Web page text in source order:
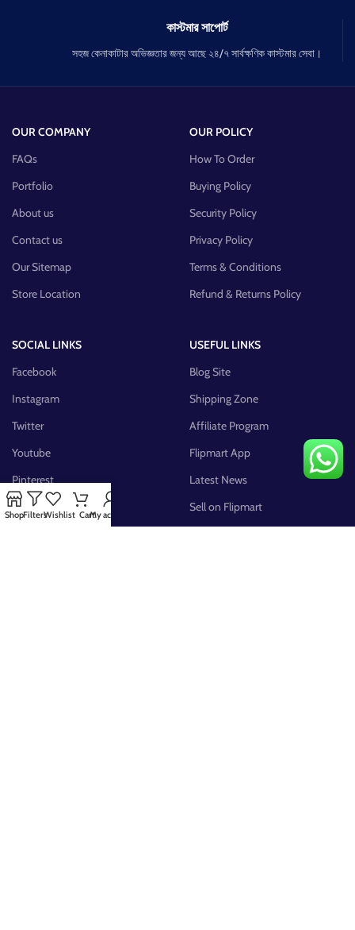
কাস্টমার সাপোর্ট
সহজ কেনাকাটার অভিজ্ঞতার জন্য আছে ২৪/৭ সার্বক্ষণিক কাস্টমার সেবা।
OUR COMPANY
FAQs
Portfolio
About us
Contact us
Our Sitemap
Store Location
OUR POLICY
How To Order
Buying Policy
Security Policy
Privacy Policy
Terms & Conditions
Refund & Returns Policy
SOCIAL LINKS
Facebook
Instagram
Twitter
Youtube
Pinterest
FB Group
USEFUL LINKS
Blog Site
Shipping Zone
Affiliate Program
Flipmart App
Latest News
Sell on Flipmart
ShopFiltersWishlist CartMy account